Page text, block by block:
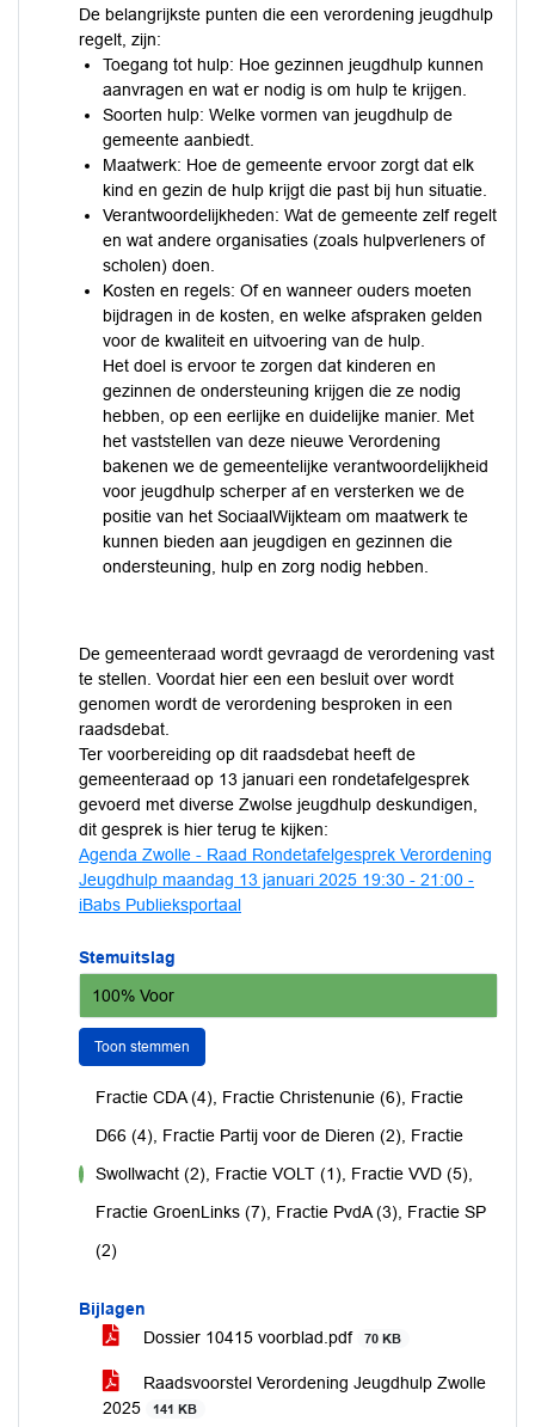
De belangrijkste punten die een verordening jeugdhulp
regelt, zijn:
Toegang tot hulp: Hoe gezinnen jeugdhulp kunnen
aanvragen en wat er nodig is om hulp te krijgen.
Soorten hulp: Welke vormen van jeugdhulp de
gemeente aanbiedt.
Maatwerk: Hoe de gemeente ervoor zorgt dat elk
kind en gezin de hulp krijgt die past bij hun situatie.
Verantwoordelijkheden: Wat de gemeente zelf regelt
en wat andere organisaties (zoals hulpverleners of
scholen) doen.
Kosten en regels: Of en wanneer ouders moeten
bijdragen in de kosten, en welke afspraken gelden
voor de kwaliteit en uitvoering van de hulp.
Het doel is ervoor te zorgen dat kinderen en
gezinnen de ondersteuning krijgen die ze nodig
hebben, op een eerlijke en duidelijke manier. Met
het vaststellen van deze nieuwe Verordening
bakenen we de gemeentelijke verantwoordelijkheid
voor jeugdhulp scherper af en versterken we de
positie van het SociaalWijkteam om maatwerk te
kunnen bieden aan jeugdigen en gezinnen die
ondersteuning, hulp en zorg nodig hebben.
De gemeenteraad wordt gevraagd de verordening vast
te stellen. Voordat hier een een besluit over wordt
genomen wordt de verordening besproken in een
raadsdebat.
Ter voorbereiding op dit raadsdebat heeft de
gemeenteraad op 13 januari een rondetafelgesprek
gevoerd met diverse Zwolse jeugdhulp deskundigen,
dit gesprek is hier terug te kijken:
Agenda Zwolle - Raad Rondetafelgesprek Verordening
Jeugdhulp maandag 13 januari 2025 19:30 - 21:00 -
iBabs Publieksportaal
Stemuitslag
100% Voor
Toon stemmen
Fractie CDA (4), Fractie Christenunie (6), Fractie
D66 (4), Fractie Partij voor de Dieren (2), Fractie
Swollwacht (2), Fractie VOLT (1), Fractie VVD (5),
Fractie GroenLinks (7), Fractie PvdA (3), Fractie SP
(2)
Bijlagen
Dossier 10415 voorblad.pdf
70 KB
Raadsvoorstel Verordening Jeugdhulp Zwolle
2025
141 KB